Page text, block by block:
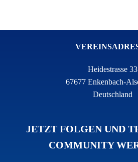
Heidestrasse 33
67677 Enkenbach-
Deutschland
JETZT FOLGEN UND
COMMUNITY